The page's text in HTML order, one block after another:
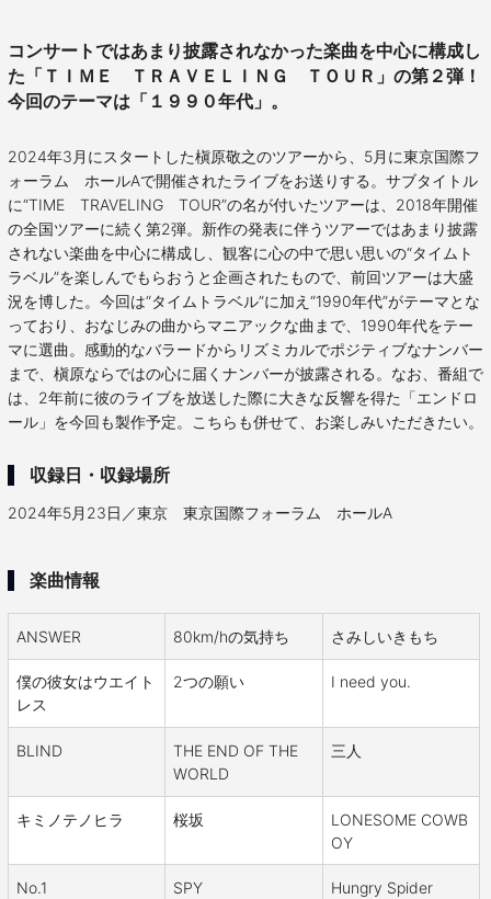
コンサートではあまり披露されなかった楽曲を中心に構成し
た「ＴＩＭＥ ＴＲＡＶＥＬＩＮＧ ＴＯＵＲ」の第２弾！
今回のテーマは「１９９０年代」。
2024年3月にスタートした槇原敬之のツアーから、5月に東京国際フ
ォーラム ホールAで開催されたライブをお送りする。サブタイトル
に“TIME TRAVELING TOUR”の名が付いたツアーは、2018年開催
の全国ツアーに続く第2弾。新作の発表に伴うツアーではあまり披露
されない楽曲を中心に構成し、観客に心の中で思い思いの“タイムト
ラベル”を楽しんでもらおうと企画されたもので、前回ツアーは大盛
況を博した。今回は“タイムトラベル”に加え“1990年代”がテーマとな
っており、おなじみの曲からマニアックな曲まで、1990年代をテー
マに選曲。感動的なバラードからリズミカルでポジティブなナンバー
まで、槇原ならではの心に届くナンバーが披露される。なお、番組で
は、2年前に彼のライブを放送した際に大きな反響を得た「エンドロ
ール」を今回も製作予定。こちらも併せて、お楽しみいただきたい。
収録日・収録場所
2024年5月23日／東京 東京国際フォーラム ホールA
楽曲情報
ANSWER 80km/hの気持ち さみしいきもち
僕の彼女はウエイト
レス
2つの願い I need you.
BLIND
THE END OF THE
WORLD
三人
キミノテノヒラ 桜坂
LONESOME COWB
OY
No.1 SPY Hungry Spider